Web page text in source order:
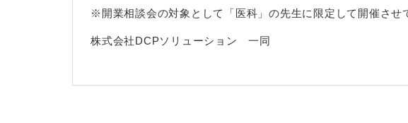
※開業相談会の対象として「医科」の先生に限定して開催させ
株式会社DCPソリューション 一同